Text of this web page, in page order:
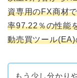
資専用のFX商材
率97.22％の性能
動売買ツール
もう少し分かり